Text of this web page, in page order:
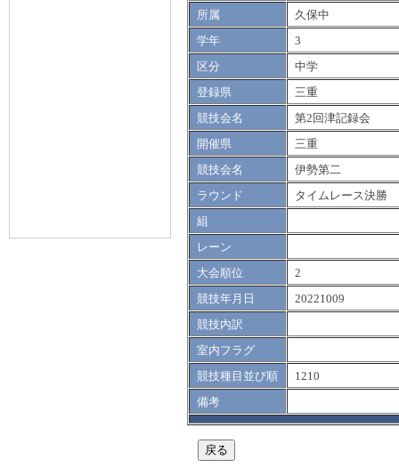
所属
久保中
学年
3
区分
中学
登録県
三重
競技会名
第2回津記録会
開催県
三重
競技会名
伊勢第二
ラウンド
タイムレース決勝
組
レーン
大会順位
2
競技年月日
20221009
競技内訳
室内フラグ
競技種目並び順
1210
備考